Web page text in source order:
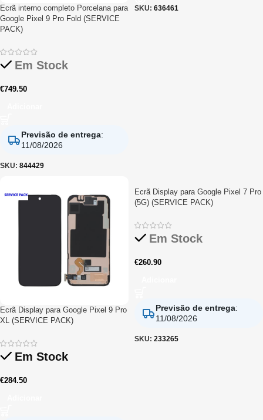
Ecrã interno completo Porcelana para
Google Pixel 9 Pro Fold (SERVICE
PACK)
Em Stock
€749.50
Previsão de entrega:
11/08/2026
SKU: 844429
SKU: 636461
Ecrã Display para Google Pixel 9 Pro
XL (SERVICE PACK)
Em Stock
€284.50
Ecrã Display para Google Pixel 7 Pro
(5G) (SERVICE PACK)
Em Stock
€260.90
Previsão de entrega:
11/08/2026
SKU: 233265